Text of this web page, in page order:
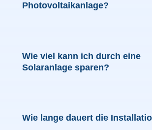
Photovoltaikanlage?
Wie viel kann ich durch eine
Solaranlage sparen?
Wie lange dauert die